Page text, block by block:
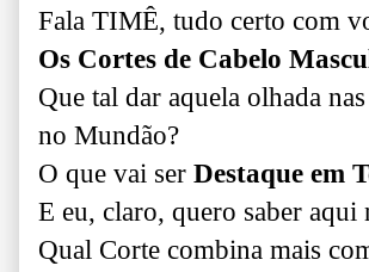
Fala TIMÊ, tudo certo com
Os Cortes de Cabelo
Que tal dar aquela olhada nas
no Mundão?
O que vai ser Destaque em
E eu, claro, quero saber aqui
Qual Corte combina mais